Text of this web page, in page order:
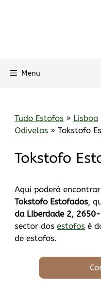
Menu
Tudo Estofos » Lisboa
Odivelas » Tokstofo
Tokstofo
Aqui poderá
Tokstofo Estofados,
da Liberdade 2,
sector dos estofos é
de estofos.